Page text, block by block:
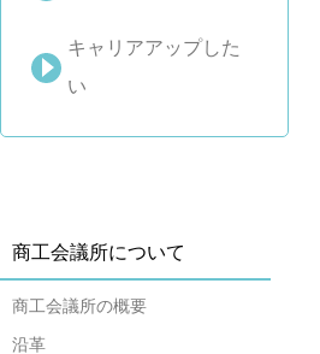
キャリアアップした
い
商工会議所について
商工会議所の概要
沿革